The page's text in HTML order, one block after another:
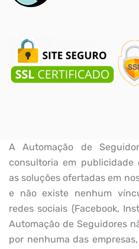
A Automação de
consultoria em
as soluções ofertadas em
e não existe nenhum
redes sociais (Facebook,
Automação de Seguidores
por nenhuma das